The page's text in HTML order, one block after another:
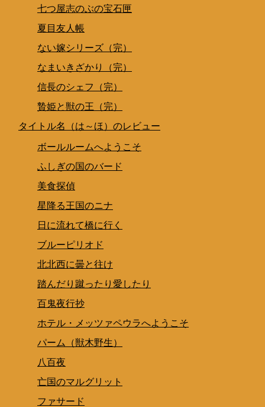
七つ屋志のぶの宝石匣
夏目友人帳
ない嫁シリーズ（完）
なまいきざかり（完）
信長のシェフ（完）
贄姫と獣の王（完）
タイトル名（は～ほ）のレビュー
ボールルームへようこそ
ふしぎの国のバード
美食探偵
星降る王国のニナ
日に流れて橋に行く
ブルーピリオド
北北西に曇と往け
踏んだり蹴ったり愛したり
百鬼夜行抄
ホテル・メッツァペウラへようこそ
パーム（獣木野生）
八百夜
亡国のマルグリット
ファサード